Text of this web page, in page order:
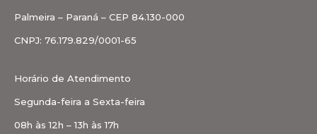
Palmeira – Paraná – CEP 84.130-000
CNPJ: 76.179.829/0001-65
Horário de Atendimento
Segunda-feira a Sexta-feira
08h às 12h – 13h às 17h